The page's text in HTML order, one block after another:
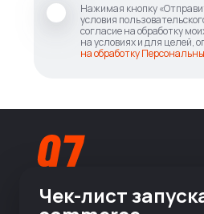
Нажимая кнопку
условия
согласие на обработку
на условиях и для целей,
на обработку
Чек-лист